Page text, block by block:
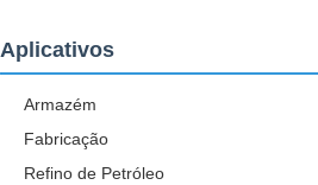
Aplicativos
Armazém
Fabricação
Refino de Petróleo